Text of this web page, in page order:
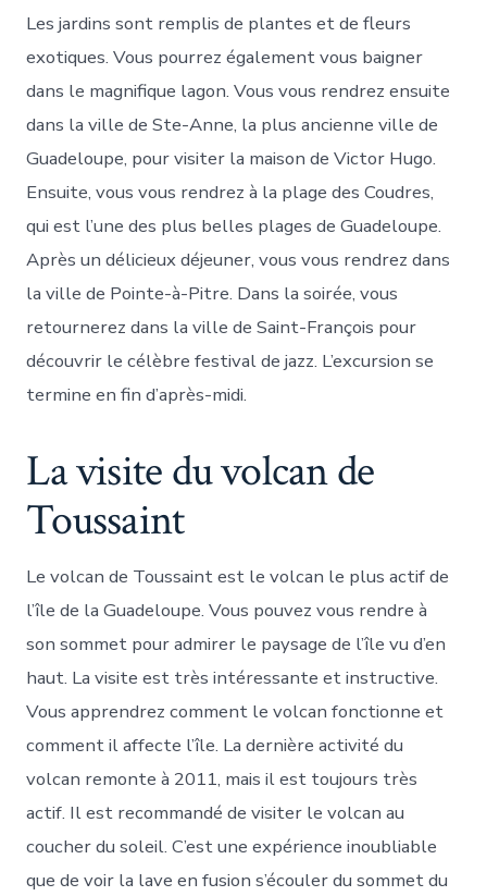
Les jardins sont remplis de plantes et de fleurs
exotiques. Vous pourrez également vous baigner
dans le magnifique lagon. Vous vous rendrez ensuite
dans la ville de Ste-Anne, la plus ancienne ville de
Guadeloupe, pour visiter la maison de Victor Hugo.
Ensuite, vous vous rendrez à la plage des Coudres,
qui est l’une des plus belles plages de Guadeloupe.
Après un délicieux déjeuner, vous vous rendrez dans
la ville de Pointe-à-Pitre. Dans la soirée, vous
retournerez dans la ville de Saint-François pour
découvrir le célèbre festival de jazz. L’excursion se
termine en fin d’après-midi.
La visite du volcan de
Toussaint
Le volcan de Toussaint est le volcan le plus actif de
l’île de la Guadeloupe. Vous pouvez vous rendre à
son sommet pour admirer le paysage de l’île vu d’en
haut. La visite est très intéressante et instructive.
Vous apprendrez comment le volcan fonctionne et
comment il affecte l’île. La dernière activité du
volcan remonte à 2011, mais il est toujours très
actif. Il est recommandé de visiter le volcan au
coucher du soleil. C’est une expérience inoubliable
que de voir la lave en fusion s’écouler du sommet du